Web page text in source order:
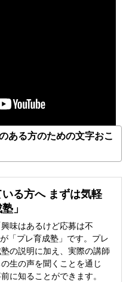
ある方のための文字おこ
る方へ まずは気軽
」
味はあるけど応募は不
「プレ育成塾」です。プレ
の説明に加え、実際の講師
生の声を聞くことを通じ
に知ることができます。